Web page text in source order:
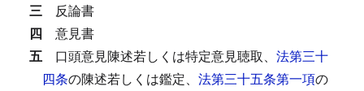
三 反論書
四 意見書
五 口頭意見陳述若しくは特定意見聴取、 法第三十
四条の陳述若しくは鑑定、 法第三十五条第一項の